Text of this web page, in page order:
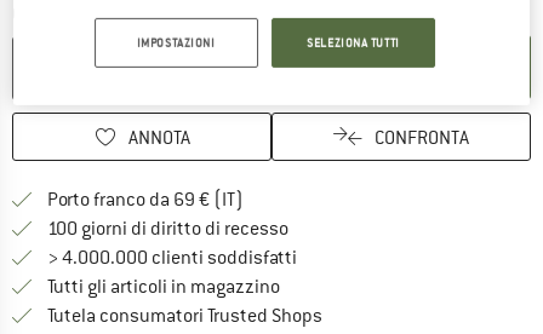
NEL CARRELLO
ANNOTA CONFRONTA
Porto franco da 69 € (IT)
100 giorni di diritto di recessoVai alla politica di recesso qui
> 4.000.000 clienti soddisfatti
Tutti gli articoli in magazzino
Tutela consumatori Trusted Shops
IMPOSTAZIONI SELEZIONA TUTTI